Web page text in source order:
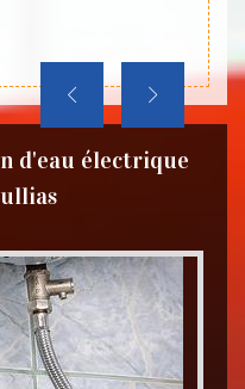
d'eau électrique